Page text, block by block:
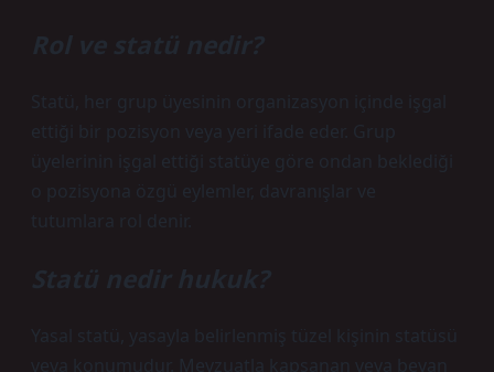
Rol ve statü nedir?
Statü, her grup üyesinin organizasyon içinde işgal
ettiği bir pozisyon veya yeri ifade eder. Grup
üyelerinin işgal ettiği statüye göre ondan beklediği
o pozisyona özgü eylemler, davranışlar ve
tutumlara rol denir.
Statü nedir hukuk?
Yasal statü, yasayla belirlenmiş tüzel kişinin statüsü
veya konumudur. Mevzuatla kapsanan veya beyan